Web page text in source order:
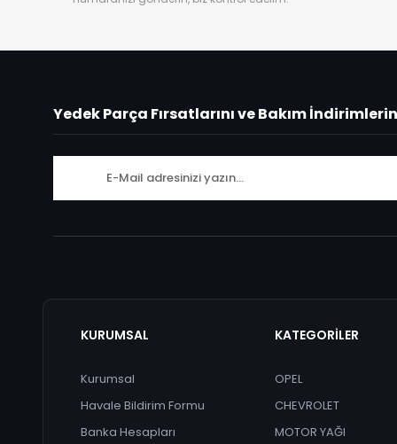
Yedek Parça Fırsatlarını ve Bakım
KURUMSAL
Kurumsal
Havale Bildirim Formu
Banka Hesapları
KATEGORİLER
OPEL
CHEVROLET
MOTOR YAĞI